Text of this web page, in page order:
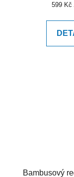
Měrná
599 Kč
Bambusový